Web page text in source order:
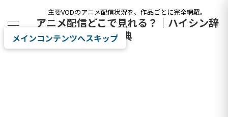
主要VODのアニメ配信状況を、作品ごとに完全網羅。
アニメ配信どこで見れる？｜ハイシン辞
典
メインコンテンツへスキップ